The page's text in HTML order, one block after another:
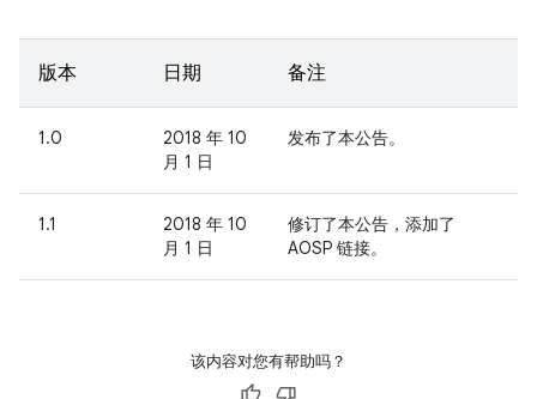
版本 日期 备注
1.0
2018 年 10
月 1 日
发布了本公告。
1.1
2018 年 10
月 1 日
修订了本公告，添加了
AOSP 链接。
该内容对您有帮助吗？